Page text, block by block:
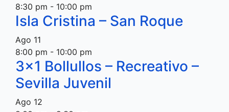
8:30 pm - 10:00 pm
Isla Cristina – San Roque
Ago 11
8:00 pm - 10:00 pm
3×1 Bollullos – Recreativo –
Sevilla Juvenil
Ago 12